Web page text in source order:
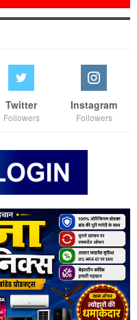
Twitter
Followers
Instagram
Followers